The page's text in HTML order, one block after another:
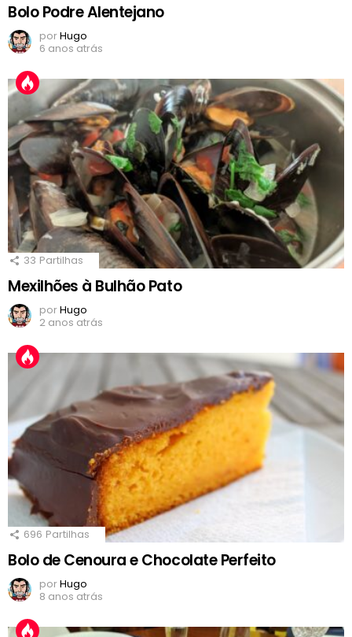
Bolo Podre Alentejano
porHugo
6 anos atrás
33 Partilhas
Mexilhões à Bulhão Pato
porHugo
2 anos atrás
696 Partilhas
Bolo de Cenoura e Chocolate Perfeito
porHugo
8 anos atrás